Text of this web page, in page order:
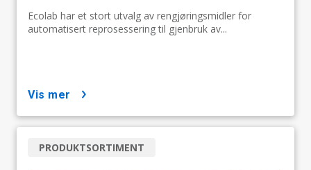
Ecolab har et stort utvalg av rengjøringsmidler for
automatisert reprosessering til gjenbruk av...
vis mer
PRODUKTSORTIMENT